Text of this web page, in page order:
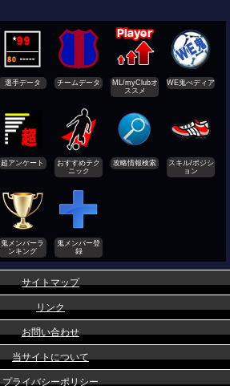
選手データ チームデータ
ML/myClubオ
ススメ
WE鬼ぺディア
超アンケート
おすすめテク
ニック
攻略情報検索
スキル/ポジシ
ョン
鬼メンバーラ
ンキング
鬼メンバー登
録
サイトマップ
リンク
お問い合わせ
当サイトについて
プライバシーポリシー